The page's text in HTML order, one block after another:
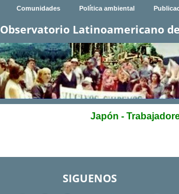
Comunidades Política ambiental
Observatorio Latinoamericano
Japón -
SIGUENOS